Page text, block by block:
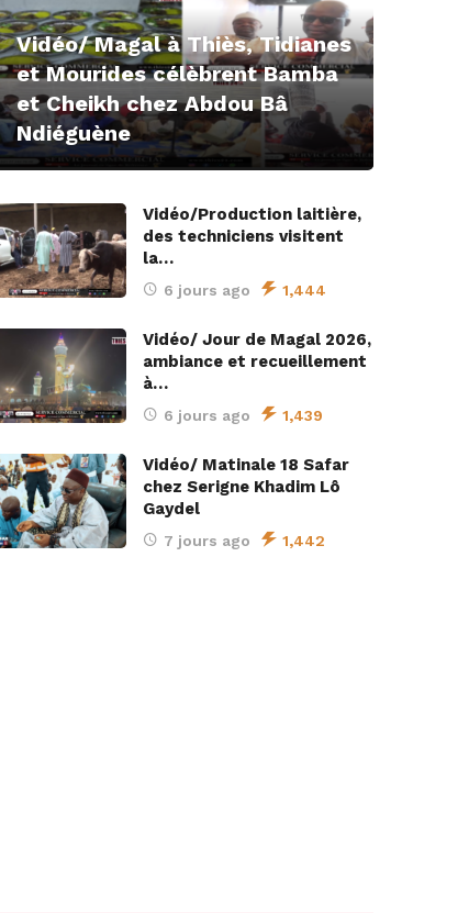
Vidéo/ Magal à Thiès, Tidianes
et Mourides célèbrent Bamba
et Cheikh chez Abdou Bâ
Ndiéguène
Vidéo/Production laitière,
des techniciens visitent
la…
6 jours ago 1,444
Vidéo/ Jour de Magal 2026,
ambiance et recueillement
à…
6 jours ago 1,439
Vidéo/ Matinale 18 Safar
chez Serigne Khadim Lô
Gaydel
7 jours ago 1,442